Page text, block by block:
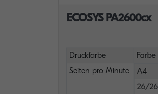
ECOSYS PA2600cx
Druckfarbe
Farbe
Seiten pro Minute
A4
26/26